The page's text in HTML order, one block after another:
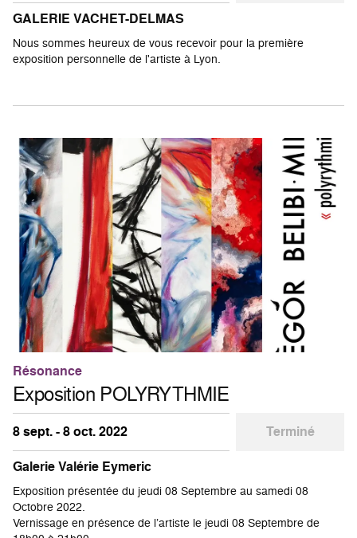
GALERIE VACHET-DELMAS
Nous sommes heureux de vous recevoir pour la première
exposition personnelle de l'artiste à Lyon.
Résonance
Exposition POLYRYTHMIE
8 sept. - 8 oct. 2022
Terminé
Galerie Valérie Eymeric
Exposition présentée du jeudi 08 Septembre au samedi 08
Octobre 2022.
Vernissage en présence de l’artiste le jeudi 08 Septembre de